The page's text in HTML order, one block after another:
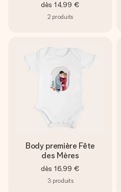
dès 14,99 €
2 produits
Body première Fête
des Mères
dès 16,99 €
3 produits